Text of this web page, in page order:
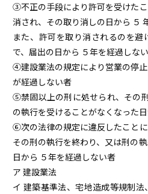
③不正の手段により許可を受けた
消され、その取り消しの日から ５
また、許可を取り消されるのを
で、届出の日から ５年を経過しな
④建設業法の規定により営業の停
が経過しない者
⑤禁固以上の刑に処せられ、その
の執行を受けることがなくなった
⑥次の法律の規定に違反したことに
その刑の執行を終わり、又は刑の
日から ５年を経過しない者
ア 建設業法
イ 建築基準法、宅地造成等規制